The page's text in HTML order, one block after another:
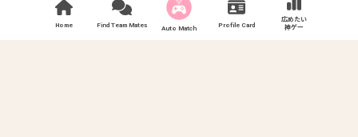
Home Find Team Mates Auto Match Profile Card
広めたい
神ゲー